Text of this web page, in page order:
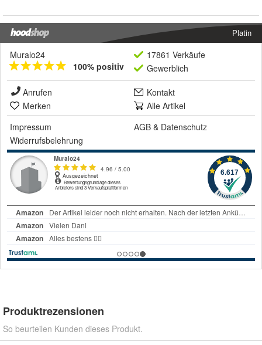
Platin
Muralo24
100% positiv
17861 Verkäufe
Gewerblich
Anrufen
Kontakt
Merken
Alle Artikel
Impressum
AGB & Datenschutz
Widerrufsbelehrung
Produktrezensionen
So beurteilen Kunden dieses Produkt.